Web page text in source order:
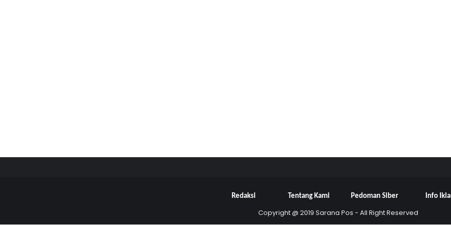
Redaksi Tentang Kami Pedoman Siber Info
Copyright @ 2019 Sarana Pos - All Right Reserved